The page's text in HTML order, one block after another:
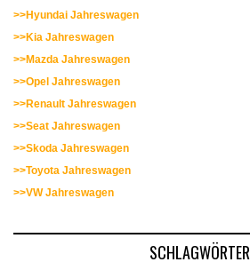
>>Hyundai Jahreswagen
>>Kia Jahreswagen
>>Mazda Jahreswagen
>>Opel Jahreswagen
>>Renault Jahreswagen
>>Seat Jahreswagen
>>Skoda Jahreswagen
>>Toyota Jahreswagen
>>VW Jahreswagen
SCHLAGWÖRTER